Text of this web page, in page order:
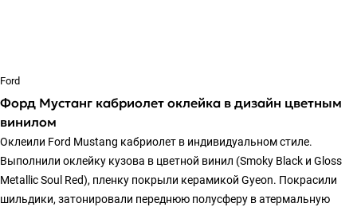
Ford
Форд Мустанг кабриолет оклейка в дизайн цветным
винилом
Оклеили Ford Mustang кабриолет в индивидуальном стиле.
Выполнили оклейку кузова в цветной винил (Smoky Black и Gloss
Metallic Soul Red), пленку покрыли керамикой Gyeon. Покрасили
шильдики, затонировали переднюю полусферу в атермальную